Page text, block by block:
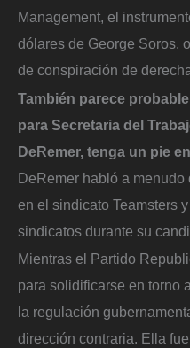
Management, el
dólares de George Soros,
de conspiración de
También parece
para Secretaria del
DeRemer, tenga un pie
DeRemer habló a
en el sindicato Teamsters
sindicatos durante su
Mientras el Partido
para solidificarse en torno
la regulación
dirección contraria. Ella